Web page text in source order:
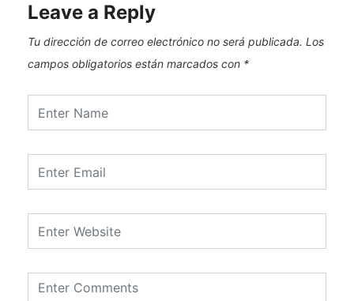
Leave a Reply
Tu dirección de correo electrónico no será publicada. Los
campos obligatorios están marcados con *